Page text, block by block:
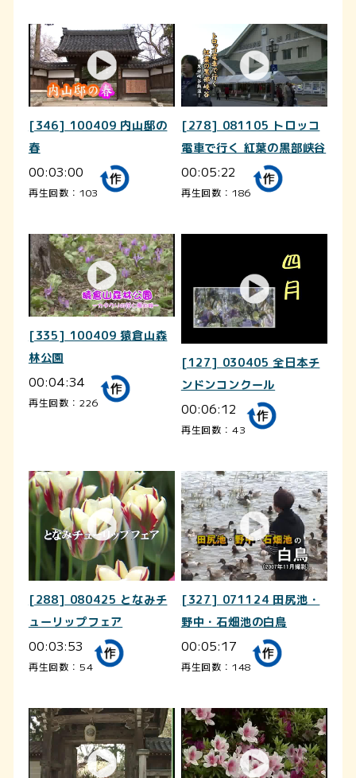
[346] 100409 内山邸の
春
00:03:00
再生回数：103
[278] 081105 トロッコ
電車で行く 紅葉の黒部峡谷
00:05:22
再生回数：186
[335] 100409 猿倉山森
林公園
00:04:34
再生回数：226
[127] 030405 全日本チ
ンドンコンクール
00:06:12
再生回数：43
[288] 080425 となみチ
ューリップフェア
00:03:53
再生回数：54
[327] 071124 田尻池・
野中・石畑池の白鳥
00:05:17
再生回数：148